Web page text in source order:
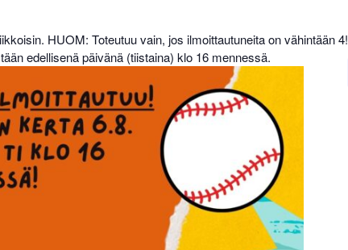
HUOM: Toteutuu vain, jos ilmoittautuneita on vähintään 4!
edellisenä päivänä (tiistaina) klo 16 mennessä.